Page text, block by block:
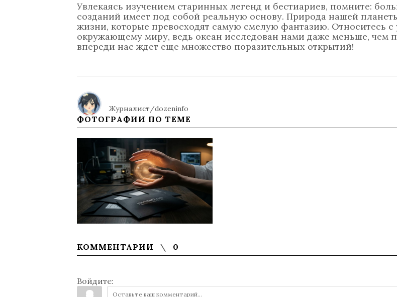
Увлекаясь изучением старинных легенд и бестиариев, помните:
созданий имеет под собой реальную основу. Природа нашей
жизни, которые превосходят самую смелую фантазию. Относитесь
окружающему миру, ведь океан исследован нами даже меньше, чем
впереди нас ждет еще множество поразительных открытий!
Журналист/dozeninfo
ФОТОГРАФИИ ПО ТЕМЕ
КОММЕНТАРИИ 0
Войдите: